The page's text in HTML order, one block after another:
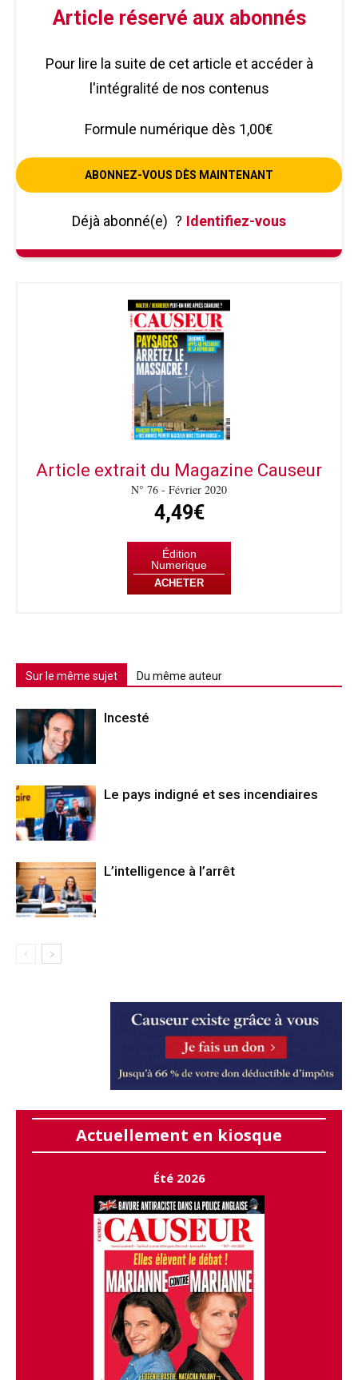
Article réservé aux abonnés
Pour lire la suite de cet article et accéder à
l'intégralité de nos contenus
Formule numérique dès 1,00€
ABONNEZ-VOUS DÈS MAINTENANT
Déjà abonné(e) ? Identifiez-vous
Article extrait du Magazine Causeur
N° 76 - Février 2020
4,49€
Édition
Numerique
ACHETER
Sur le même sujet Du même auteur
Incesté
Le pays indigné et ses incendiaires
L’intelligence à l’arrêt
Actuellement en kiosque
Été 2026